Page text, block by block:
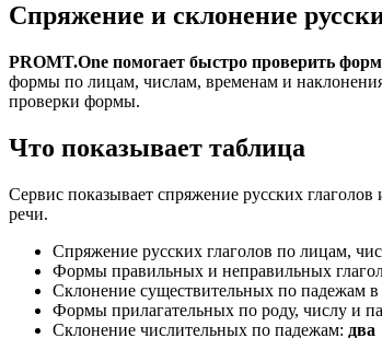
Спряжение и склонение
PROMT.One помогает быстро проверить
формы по лицам, числам, временам и
проверки формы.
Что показывает таблица
Сервис показывает спряжение русских
речи.
Спряжение русских глаголов по лицам,
Формы правильных и неправильных
Склонение существительных по падежам
Формы прилагательных по роду, числу и
Склонение числительных по падежам: два